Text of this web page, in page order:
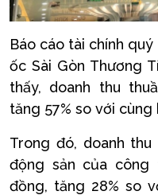
Báo cáo tài chính
ốc Sài Gòn Thương
thấy, doanh thu
tăng 57% so với
Trong đó, doanh
động sản của
đồng, tăng 28% so